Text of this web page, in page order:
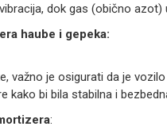
dok gas (obično
haube i gepeka:
važno je osigurati da je
kako bi bila stabilna i
: